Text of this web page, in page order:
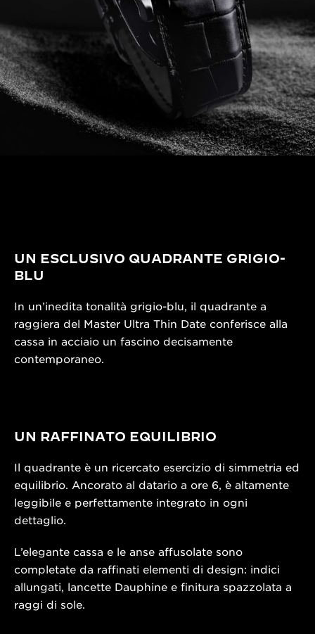
UN ESCLUSIVO QUADRANTE GRIGIO-
BLU
In un’inedita tonalità grigio-blu, il quadrante a
raggiera del Master Ultra Thin Date conferisce alla
cassa in acciaio un fascino decisamente
contemporaneo.
UN RAFFINATO EQUILIBRIO
Il quadrante è un ricercato esercizio di simmetria ed
equilibrio. Ancorato al datario a ore 6, è altamente
leggibile e perfettamente integrato in ogni
dettaglio.
L’elegante cassa e le anse affusolate sono
completate da raffinati elementi di design: indici
allungati, lancette Dauphine e finitura spazzolata a
raggi di sole.